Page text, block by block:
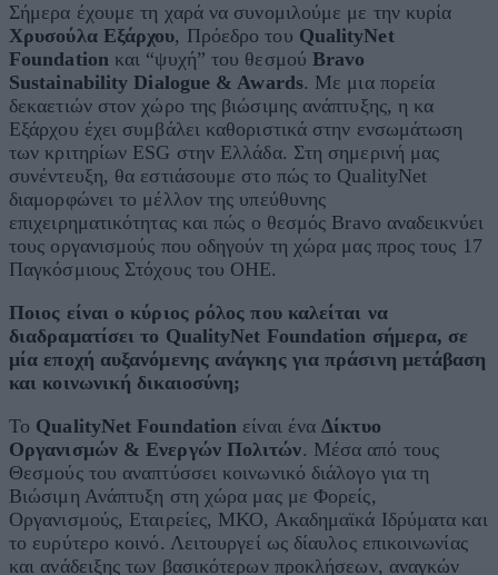
Σήμερα έχουμε τη χαρά να συνομιλούμε με την κυρία
Χρυσούλα Εξάρχου, Πρόεδρο του QualityNet
Foundationκαι “ψυχή” του θεσμού Bravo
Sustainability Dialogue & Awards. Με μια πορεία
δεκαετιών στον χώρο της βιώσιμης ανάπτυξης, η κα
Εξάρχου έχει συμβάλει καθοριστικά στην ενσωμάτωση
των κριτηρίων ESG στην Ελλάδα. Στη σημερινή μας
συνέντευξη, θα εστιάσουμε στο πώς το QualityNet
διαμορφώνει το μέλλον της υπεύθυνης
επιχειρηματικότητας και πώς ο θεσμός Bravo αναδεικνύει
τους οργανισμούς που οδηγούν τη χώρα μας προς τους 17
Παγκόσμιους Στόχους του ΟΗΕ.
Ποιος είναι ο κύριος ρόλος που καλείται να
διαδραματίσει το QualityNet Foundation σήμερα, σε
μία εποχή αυξανόμενης ανάγκης για πράσινη μετάβαση
και κοινωνική δικαιοσύνη;
Το QualityNet Foundation είναι έναΔίκτυο
Oργανισμών & Ενεργών Πολιτών. Μέσα από τους
Θεσμούς του αναπτύσσει κοινωνικό διάλογο για τη
Βιώσιμη Ανάπτυξη στη χώρα μας με Φορείς,
Οργανισμούς, Εταιρείες, ΜΚΟ, Ακαδημαϊκά Ιδρύματα και
το ευρύτερο κοινό. Λειτουργεί ως δίαυλος επικοινωνίας
και ανάδειξης των βασικότερων προκλήσεων, αναγκών